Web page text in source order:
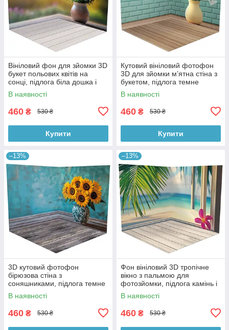
Вініловий фон для зйомки 3D
букет польових квітів на
сонці, підлога біла дошка і
тепле дерево, 50×50 см,
№58617
В наявності
460 ₴ 530 ₴
Купити
Кутовий вініловий фотофон
3D для зйомки мʼятна стіна з
букетом, підлога темне
дерево, 50×50 см, №58620
В наявності
460 ₴ 530 ₴
Купити
–13%
3D кутовий фотофон
бірюзова стіна з
соняшниками, підлога темне
дерево і блакитні дошки,
50×50 см, №58628
В наявності
460 ₴ 530 ₴
–13%
Фон вініловий 3D тропічне
вікно з пальмою для
фотозйомки, підлога камінь і
біла дошка, 50×50 см,
№58629
В наявності
460 ₴ 530 ₴